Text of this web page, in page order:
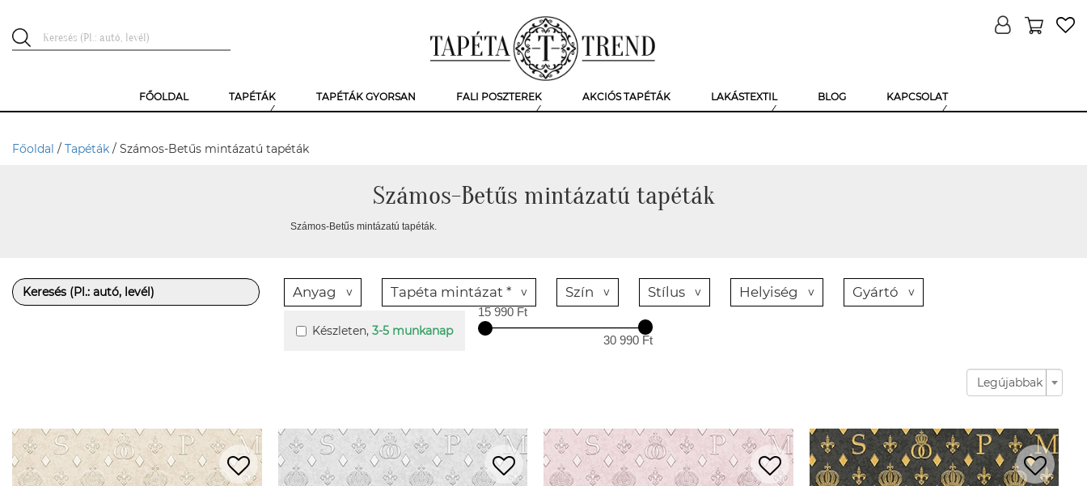
FŐOLDAL TAPÉTÁK TAPÉTÁK GYORSAN FALI POSZTEREK AKCIÓS TAPÉTÁK LAKÁSTEXTIL BLOG KAPCSOLAT
Főoldal / Tapéták / Számos-Betűs mintázatú tapéták
Számos-Betűs mintázatú tapéták
Számos-Betűs mintázatú tapéták.
Anyag Tapéta mintázat * Szín Stílus Helyiség Gyártó
Készleten, 3-5 munkanap
15 990 Ft
30 990 Ft
Legújabbak